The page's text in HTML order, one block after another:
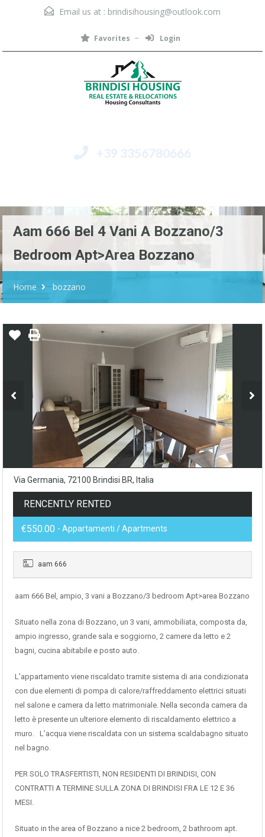
Email us at : brindisihousing@outlook.com
Favorites Login
+39 3356780666
Aam 666 Bel 4 Vani A Bozzano/3
Bedroom Apt>area Bozzano
Home bozzano
Via Germania, 72100 Brindisi BR, Italia
RENCENTLY RENTED
€550.00 - Appartamenti / Apartments
aam 666
aam 666 Bel, ampio, 3 vani a Bozzano/3 bedroom Apt>area Bozzano
Situato nella zona di Bozzano, un 3 vani, ammobiliata, composta da,
ampio ingresso, grande sala e soggiorno, 2 camere da letto e 2
bagni, cucina abitabile e posto auto.
L’appartamento viene riscaldato tramite sistema di aria condizionata
con due elementi di pompa di calore/raffreddamento elettrici situati
nel salone e camera da letto matrimoniale. Nella seconda camera da
letto è presente un ulteriore elemento di riscaldamento elettrico a
muro. L’acqua viene riscaldata con un sistema scaldabagno situato
nel bagno.
PER SOLO TRASFERTISTI, NON RESIDENTI DI BRINDISI, CON
CONTRATTI A TERMINE SULLA ZONA DI BRINDISI FRA LE 12 E 36
MESI.
Situato in the area of Bozzano a nice 2 bedroom, 2 bathroom apt.